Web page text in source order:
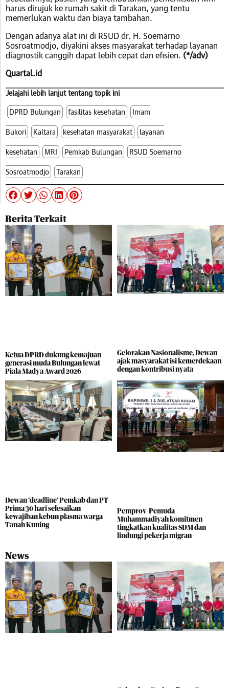
harus dirujuk ke rumah sakit di Tarakan, yang tentu
memerlukan waktu dan biaya tambahan.
Dengan adanya alat ini di RSUD dr. H. Soemarno
Sosroatmodjo, diyakini akses masyarakat terhadap layanan
diagnostik canggih dapat lebih cepat dan efisien. (*/adv)
Quartal.id
Jelajahi lebih lanjut tentang topik ini
DPRD Bulungan fasilitas kesehatan Imam
Bukori Kaltara kesehatan masyarakat layanan
kesehatan MRI Pemkab Bulungan RSUD Soemarno
Sosroatmodjo Tarakan
Berita Terkait
Ketua DPRD dukung kemajuan
generasi muda Bulungan lewat
Piala Madya Award 2026
Gelorakan Nasionalisme, Dewan
ajak masyarakat isi kemerdekaan
dengan kontribusi nyata
Dewan ‘deadline’ Pemkab dan PT
Prima 30 hari selesaikan
kewajiban kebun plasma warga
Tanah Kuning
Pemprov-Pemuda
Muhammadiyah komitmen
tingkatkan kualitas SDM dan
lindungi pekerja migran
News